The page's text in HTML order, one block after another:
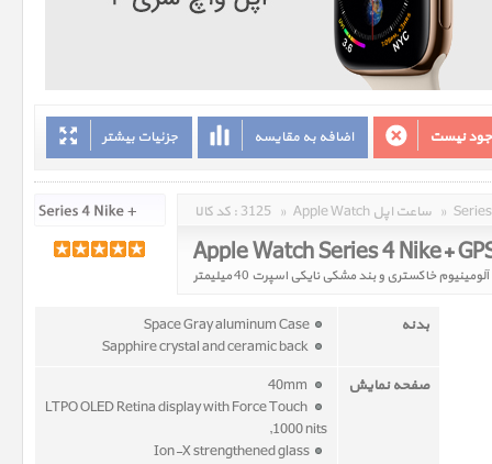
جزئیات بیشتر اضافه به مقایسه نیست
کد کالا : 3125 » Apple Watch ساعت اپل »
بدنه
Space Gray aluminum Case
صفحه نمایش
LTPO OLED Retina display with Force Touch
,1000 nits
Ion-X strengthened glass